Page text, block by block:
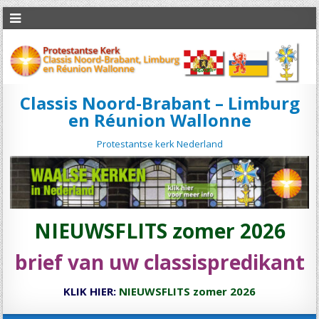
Classis Noord-Brabant – Limburg
en Réunion Wallonne
Protestantse kerk Nederland
NIEUWSFLITS zomer 2026
brief van uw classispredikant
KLIK HIER: NIEUWSFLITS zomer 2026